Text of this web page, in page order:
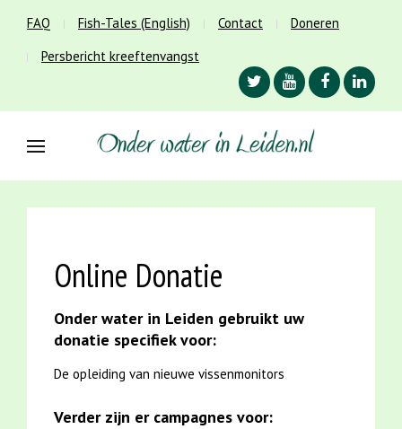
FAQ Fish-Tales (English) Contact
Doneren
Persbericht kreeftenvangst
Online Donatie
Onder water in Leiden gebruikt uw
donatie specifiek voor:
De opleiding van nieuwe vissenmonitors
Verder zijn er campagnes voor: